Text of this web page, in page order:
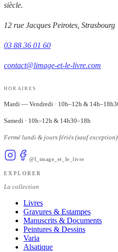
siècle.
12 rue Jacques Peirotes, Strasbourg
03 88 36 01 60
contact@limage-et-le-livre.com
HORAIRES
Mardi — Vendredi · 10h–12h &
Samedi · 10h–12h & 14h30–18h
Fermé lundi & jours fériés (sauf exception)
@l_image_et_le_livre
EXPLORER
La collection
Livres
Gravures & Estampes
Manuscrits & Documents
Peintures & Dessins
Varia
Alsatique